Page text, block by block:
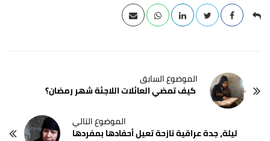
كيف تمضي العائلات اللاجئة شهر رمضان؟
ليلة، جدة عراقية نازحة تعيل أحفادها بمفردها